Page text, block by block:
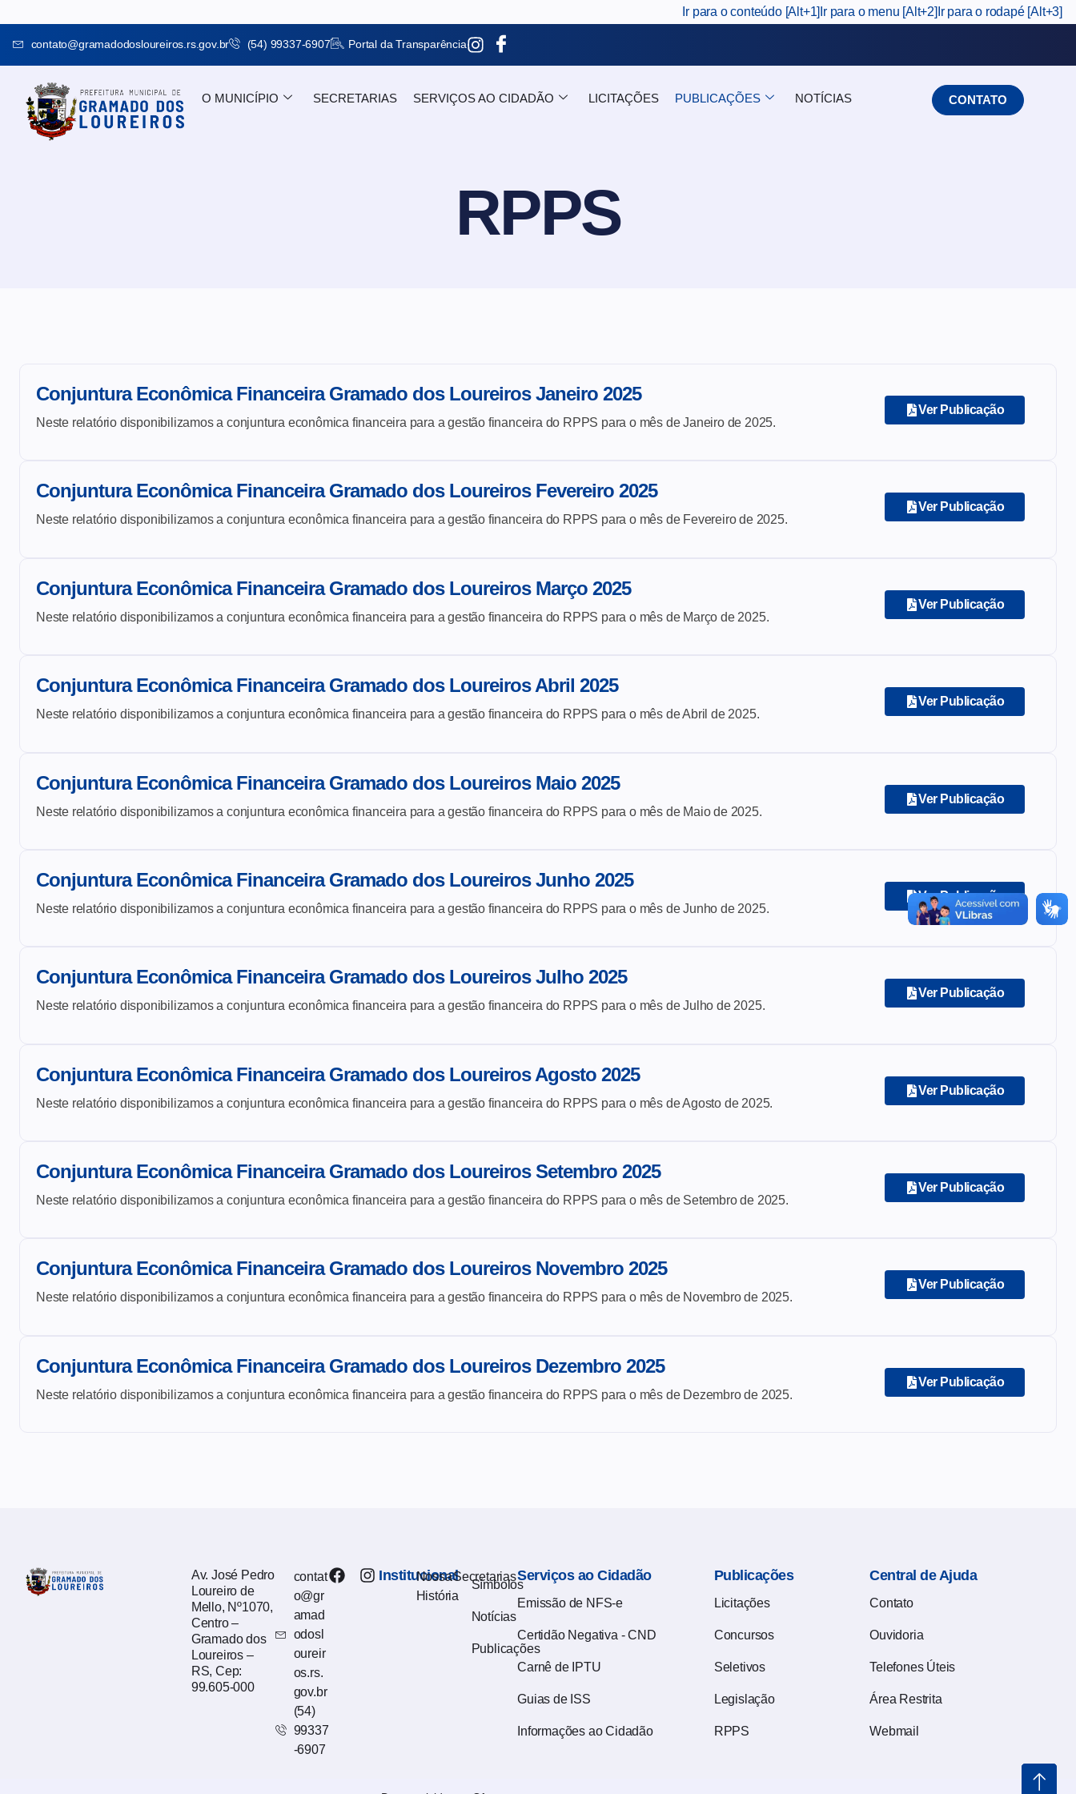
Ir para o conteúdo [Alt+1] Ir para o menu [Alt+2] Ir para o rodapé [Alt+3]
contato@gramadodosloureiros.rs.gov.br (54) 99337-6907 Portal da Transparência
O MUNICÍPIO SECRETARIAS SERVIÇOS AO CIDADÃO LICITAÇÕES PUBLICAÇÕES NOTÍCIAS CONTATO
RPPS
Conjuntura Econômica Financeira Gramado dos Loureiros Janeiro 2025
Neste relatório disponibilizamos a conjuntura econômica financeira para a gestão financeira do RPPS para o mês de Janeiro de 2025.
Ver Publicação
Conjuntura Econômica Financeira Gramado dos Loureiros Fevereiro 2025
Neste relatório disponibilizamos a conjuntura econômica financeira para a gestão financeira do RPPS para o mês de Fevereiro de 2025.
Ver Publicação
Conjuntura Econômica Financeira Gramado dos Loureiros Março 2025
Neste relatório disponibilizamos a conjuntura econômica financeira para a gestão financeira do RPPS para o mês de Março de 2025.
Ver Publicação
Conjuntura Econômica Financeira Gramado dos Loureiros Abril 2025
Neste relatório disponibilizamos a conjuntura econômica financeira para a gestão financeira do RPPS para o mês de Abril de 2025.
Ver Publicação
Conjuntura Econômica Financeira Gramado dos Loureiros Maio 2025
Neste relatório disponibilizamos a conjuntura econômica financeira para a gestão financeira do RPPS para o mês de Maio de 2025.
Ver Publicação
Conjuntura Econômica Financeira Gramado dos Loureiros Junho 2025
Neste relatório disponibilizamos a conjuntura econômica financeira para a gestão financeira do RPPS para o mês de Junho de 2025.
Ver Publicação
Conjuntura Econômica Financeira Gramado dos Loureiros Julho 2025
Neste relatório disponibilizamos a conjuntura econômica financeira para a gestão financeira do RPPS para o mês de Julho de 2025.
Ver Publicação
Conjuntura Econômica Financeira Gramado dos Loureiros Agosto 2025
Neste relatório disponibilizamos a conjuntura econômica financeira para a gestão financeira do RPPS para o mês de Agosto de 2025.
Ver Publicação
Conjuntura Econômica Financeira Gramado dos Loureiros Setembro 2025
Neste relatório disponibilizamos a conjuntura econômica financeira para a gestão financeira do RPPS para o mês de Setembro de 2025.
Ver Publicação
Conjuntura Econômica Financeira Gramado dos Loureiros Novembro 2025
Neste relatório disponibilizamos a conjuntura econômica financeira para a gestão financeira do RPPS para o mês de Novembro de 2025.
Ver Publicação
Conjuntura Econômica Financeira Gramado dos Loureiros Dezembro 2025
Neste relatório disponibilizamos a conjuntura econômica financeira para a gestão financeira do RPPS para o mês de Dezembro de 2025.
Ver Publicação
Av. José Pedro
Loureiro de
Mello, Nº1070,
Centro –
Gramado dos
Loureiros –
RS, Cep:
99.605-000
contat
o@gr
amad
odosl
oureir
os.rs.
gov.br
(54)
99337
-6907
Institucional
Nossa
História
Secretarias
Símbolos
Notícias
Publicações
Serviços ao Cidadão
Emissão de NFS-e
Certidão Negativa - CND
Carnê de IPTU
Guias de ISS
Informações ao Cidadão
Publicações
Licitações
Concursos
Seletivos
Legislação
RPPS
Central de Ajuda
Contato
Ouvidoria
Telefones Úteis
Área Restrita
Webmail